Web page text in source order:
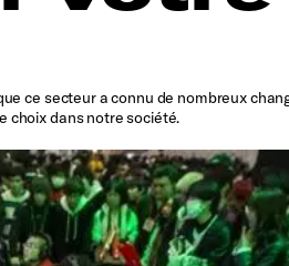
ce secteur a connu de nombreux
choix dans notre société.